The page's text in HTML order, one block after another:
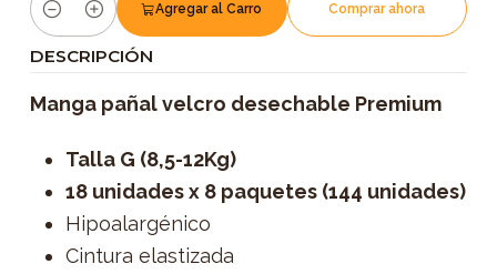
Cantidad
Agregar al Carro Comprar ahora
DESCRIPCIÓN
Manga pañal velcro desechable Premium
Talla G (8,5-12Kg)
18 unidades x 8 paquetes (144 unidades)
Hipoalargénico
Cintura elastizada